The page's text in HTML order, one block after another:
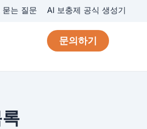
묻는 질문 AI 보충제 공식 생성기
문의하기